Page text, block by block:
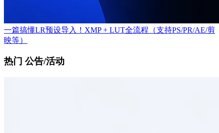
一篇搞懂LR预设导入！XMP + LUT全流程（支持PS/PR/AE/剪
映等）
热门 公告/活动